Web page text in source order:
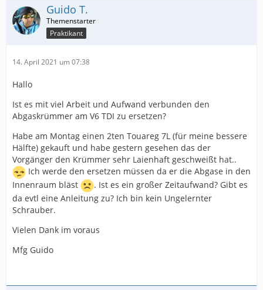
Guido T.
Praktikant
14. April 2021 um 07:38
Hallo
Ist es mit viel Arbeit und Aufwand verbunden den
Abgaskrümmer am V6 TDI zu ersetzen?
Habe am Montag einen 2ten Touareg 7L (für meine bessere
Hälfte) gekauft und habe gestern gesehen das der
Vorgänger den Krümmer sehr Laienhaft geschweißt hat..
Ich werde den ersetzen müssen da er die Abgase in den
Innenraum bläst
. Ist es ein großer Zeitaufwand? Gibt es
da evtl eine Anleitung zu? Ich bin kein Ungelernter
Schrauber.
Vielen Dank im voraus
Mfg Guido